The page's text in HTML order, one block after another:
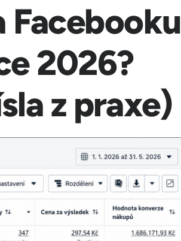
Facebooku
2026?
z praxe)